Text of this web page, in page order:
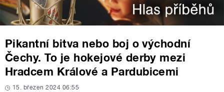
Pikantní bitva nebo boj o východní
Čechy. To je hokejové derby mezi
Hradcem Králové a Pardubicemi
15. březen 2024 06:55